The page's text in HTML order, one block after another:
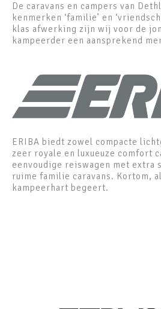
De caravans en campers van
kenmerken ‘familie’ en
klas afwerking zijn wij voor de
kampeerder een aansprekend
ERIBA biedt zowel compacte
zeer royale en luxueuze comfort
eenvoudige reiswagen met extra
ruime familie caravans. Kortom,
kampeerhart begeert.